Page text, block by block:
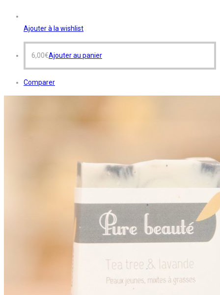
Ajouter à la wishlist
6,00€Ajouter au panier
Comparer